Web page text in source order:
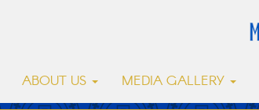
ABOUT US MEDIA GALLERY